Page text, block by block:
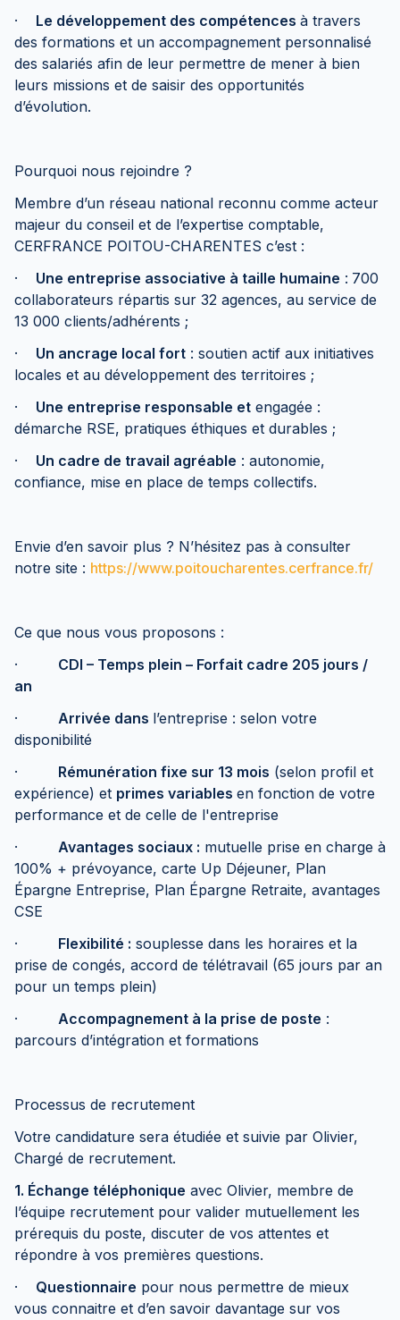
· Le développement des compétences à travers
des formations et un accompagnement personnalisé
des salariés afin de leur permettre de mener à bien
leurs missions et de saisir des opportunités
d’évolution.
Pourquoi nous rejoindre ?
Membre d’un réseau national reconnu comme acteur
majeur du conseil et de l’expertise comptable,
CERFRANCE POITOU-CHARENTES c’est :
· Une entreprise associative à taille humaine : 700
collaborateurs répartis sur 32 agences, au service de
13 000 clients/adhérents ;
· Un ancrage local fort : soutien actif aux initiatives
locales et au développement des territoires ;
· Une entreprise responsable et engagée :
démarche RSE, pratiques éthiques et durables ;
· Un cadre de travail agréable : autonomie,
confiance, mise en place de temps collectifs.
Envie d’en savoir plus ? N’hésitez pas à consulter
notre site : https://www.poitoucharentes.cerfrance.fr/
Ce que nous vous proposons :
· CDI – Temps plein – Forfait cadre 205 jours /
an
· Arrivée dans l’entreprise : selon votre
disponibilité
· Rémunération fixe sur 13 mois (selon profil et
expérience) et primes variables en fonction de votre
performance et de celle de l'entreprise
· Avantages sociaux : mutuelle prise en charge à
100% + prévoyance, carte Up Déjeuner, Plan
Épargne Entreprise, Plan Épargne Retraite, avantages
CSE
· Flexibilité : souplesse dans les horaires et la
prise de congés, accord de télétravail (65 jours par an
pour un temps plein)
· Accompagnement à la prise de poste :
parcours d’intégration et formations
Processus de recrutement
Votre candidature sera étudiée et suivie par Olivier,
Chargé de recrutement.
1. Échange téléphonique avec Olivier, membre de
l’équipe recrutement pour valider mutuellement les
prérequis du poste, discuter de vos attentes et
répondre à vos premières questions.
· Questionnaire pour nous permettre de mieux
vous connaitre et d’en savoir davantage sur vos